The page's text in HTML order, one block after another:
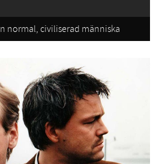
normal, civiliserad människa